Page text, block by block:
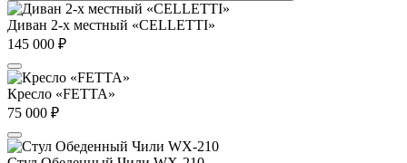
Диван 2-х местный «CELLETTI»
145 000 ₽
Кресло «FETTA»
75 000 ₽